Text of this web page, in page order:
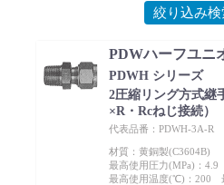
製品カタログダウンロード
サポート
よくあるご質問(FAQ)・用語
Cv値・流量計算ツール
絞り込み検
PDWハーフユニ
PDWH シリーズ
2圧縮リング方式継
×R・Rcねじ接続）
代表品番：PDWH-3A-R
材質：黄銅製(C3604B)
最高使用圧力(MPa)：4.9
最高使用温度(℃)：200